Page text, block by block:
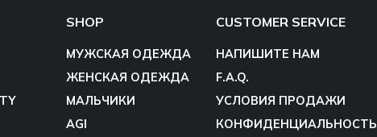
SHOP
МУЖСКАЯ ОДЕЖДА
ЖЕНСКАЯ ОДЕЖДА
МАЛЬЧИКИ
AGI
CUSTOMER SERVICE
НАПИШИТЕ НАМ
F.A.Q.
УСЛОВИЯ ПРОДАЖИ
КОНФИДЕНЦИАЛЬНОСТЬ